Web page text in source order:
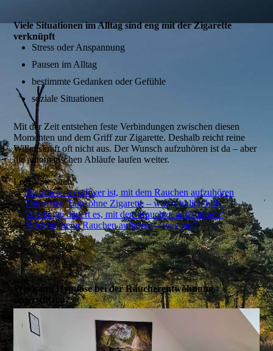
Viele Situationen im Alltag sind eng mit der Zigarette
verknüpft
Stress oder Anspannung
Pausen im Alltag
bestimmte Gedanken oder Gefühle
soziale Situationen
Mit der Zeit entstehen feste Verbindungen zwischen diesen
Momenten und dem Griff zur Zigarette. Deshalb reicht reine
Willenskraft oft nicht aus. Der Wunsch aufzuhören ist da – aber
die automatischen Abläufe laufen weiter.
Lesen Sie auch:
→Warum es so schwer ist, mit dem Rauchen aufzuhören
→Die ersten Tage ohne Zigarette – was wirklich hilft
→Wie lange dauert es, mit dem Rauchen aufzuhören?
→Rückfall beim Rauchen aufhören – was tun?
Wie kann Hypnose bei der Raucherentwöhnung
unterstützen?